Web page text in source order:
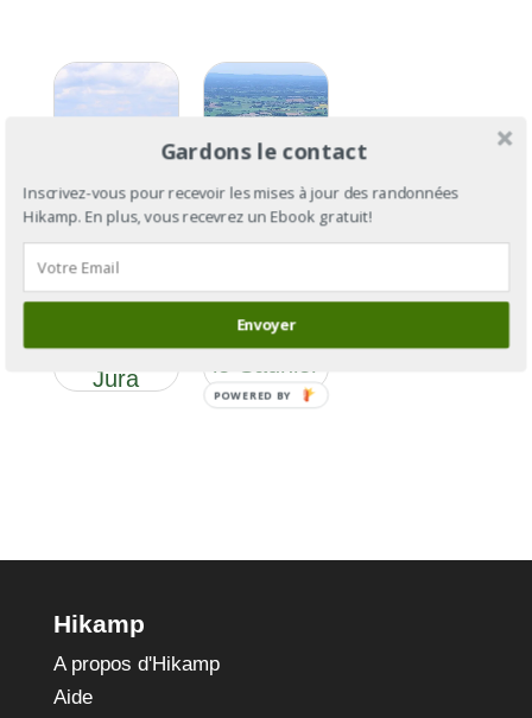
GR®59 :
Vosges au
Jura
section 3 :
de Lons-
à Culoz
Hikamp
A propos d'Hikamp
Aide
Gardons le contact
Inscrivez-vous pour recevoir les mises à jour des randonnées
Hikamp. En plus, vous recevrez un Ebook gratuit!
Envoyer
POWERED BY